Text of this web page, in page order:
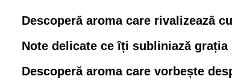
Descoperă aroma care rivalizează
Note delicate ce îți subliniază
Descoperă aroma care vorbește